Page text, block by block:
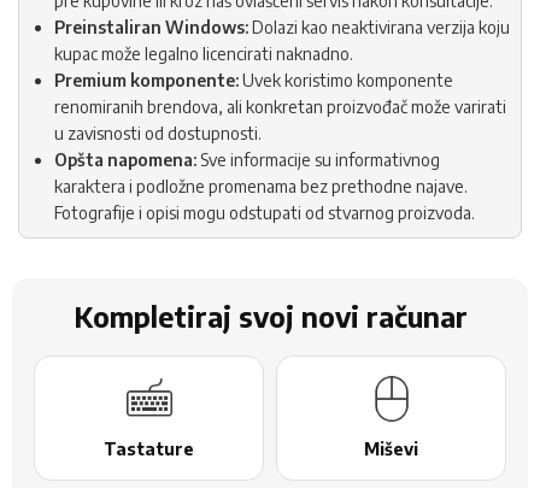
Preinstaliran Windows:Dolazi kao neaktivirana verzija koju
kupac može legalno licencirati naknadno.
Premium komponente:Uvek koristimo komponente
renomiranih brendova, ali konkretan proizvođač može varirati
u zavisnosti od dostupnosti.
Opšta napomena: Sve informacije su informativnog
karaktera i podložne promenama bez prethodne najave.
Fotografije i opisi mogu odstupati od stvarnog proizvoda.
Kompletiraj svoj novi računar
Tastature Miševi